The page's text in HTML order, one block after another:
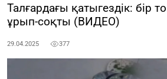
Талғардағы қатыгездік: бір
ұрып-соқты (ВИДЕО)
29.04.2025 377